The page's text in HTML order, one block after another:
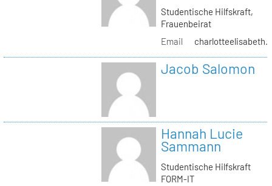
Studentische Hilfskraft,
Frauenbeirat
Email
Jacob Salomon
Hannah Lucie
Sammann
Studentische Hilfskraft
FORM-IT